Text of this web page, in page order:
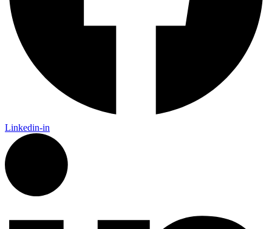
Linkedin-in